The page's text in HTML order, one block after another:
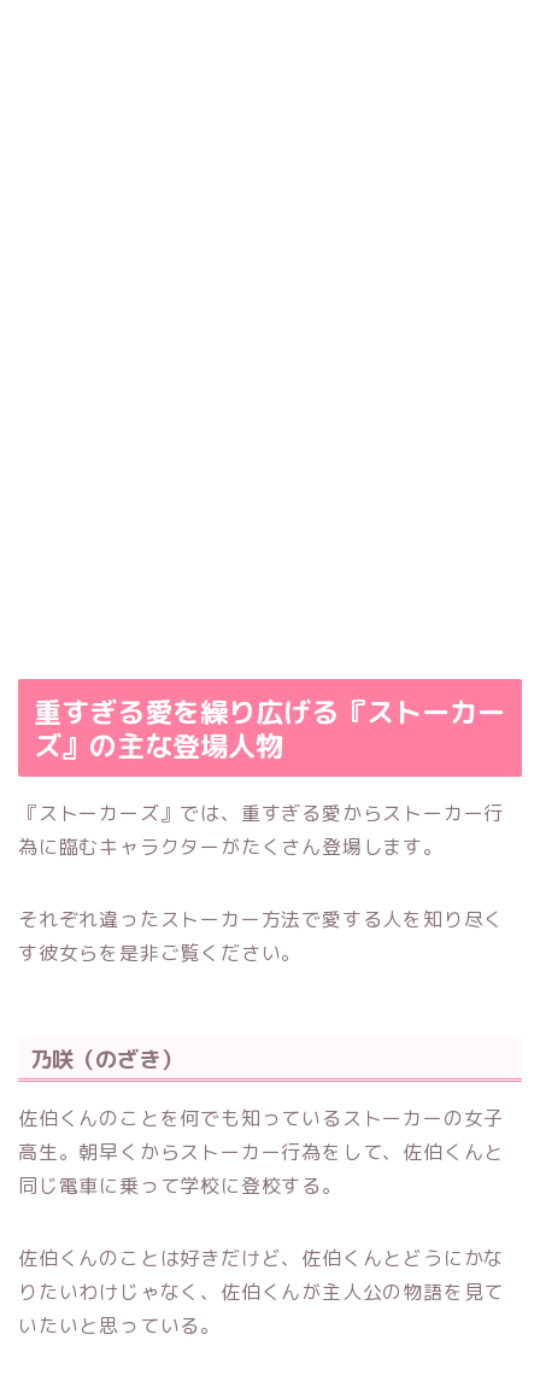
重すぎる愛を繰り広げる『ストーカー
ズ』の主な登場人物
『ストーカーズ』では、重すぎる愛からストーカー行
為に臨むキャラクターがたくさん登場します。
それぞれ違ったストーカー方法で愛する人を知り尽く
す彼女らを是非ご覧ください。
乃咲（のざき）
佐伯くんのことを何でも知っているストーカーの女子
高生。朝早くからストーカー行為をして、佐伯くんと
同じ電車に乗って学校に登校する。
佐伯くんのことは好きだけど、佐伯くんとどうにかな
りたいわけじゃなく、佐伯くんが主人公の物語を見て
いたいと思っている。